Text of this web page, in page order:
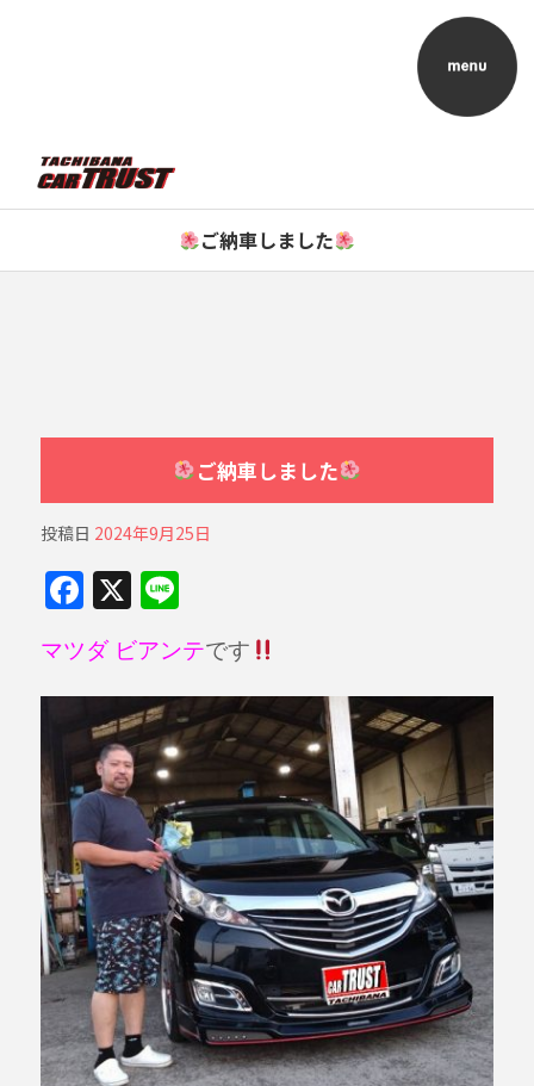
ご納車しました
ご納車しました
投稿日 2024年9月25日
F
a
c
e
b
o
o
k
X Li
n
e
マツダ ビアンテです